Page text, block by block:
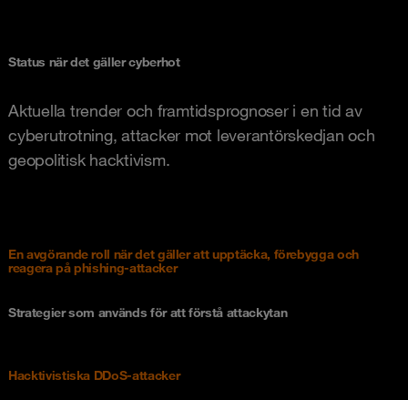
Status när det gäller cyberhot
Aktuella trender och framtidsprognoser i en tid av
cyberutrotning, attacker mot leverantörskedjan och
geopolitisk hacktivism.
En avgörande roll när det gäller att upptäcka, förebygga och
reagera på phishing-attacker
Strategier som används för att förstå attackytan
Hacktivistiska DDoS-attacker